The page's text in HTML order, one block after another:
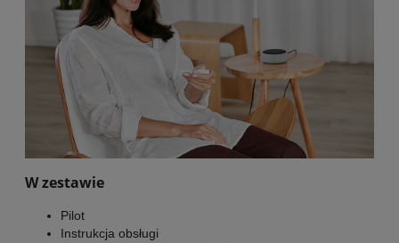
W zestawie
Pilot
Instrukcja obsługi